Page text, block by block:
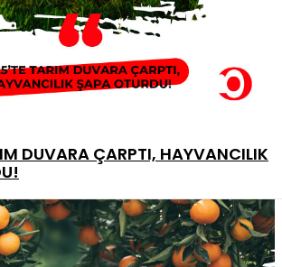
DUVARA ÇARPTI, HAYVANCILIK